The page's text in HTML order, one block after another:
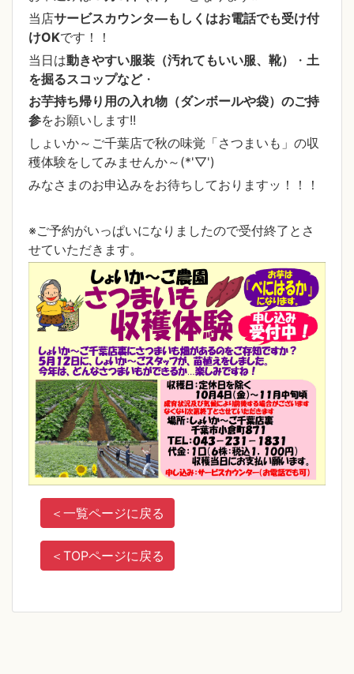
当店サービスカウンタ―もしくはお電話でも受け付
けOKです！！
当日は動きやすい服装（汚れてもいい服、靴） ・ 土
を掘るスコップなど・
お芋持ち帰り用の入れ物（ダンボールや袋）のご持
参をお願いします!!
しょいか～ご千葉店で秋の味覚「さつまいも」の収
穫体験をしてみませんか～(*'▽')
みなさまのお申込みをお待ちしておりますッ！！！
※ご予約がいっぱいになりましたので受付終了とさ
せていただきます。
＜ 一覧ページに戻る
＜ TOPページに戻る